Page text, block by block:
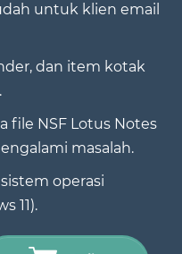
untuk klien email
dan item kotak
file NSF Lotus Notes
masalah.
operasi
11).